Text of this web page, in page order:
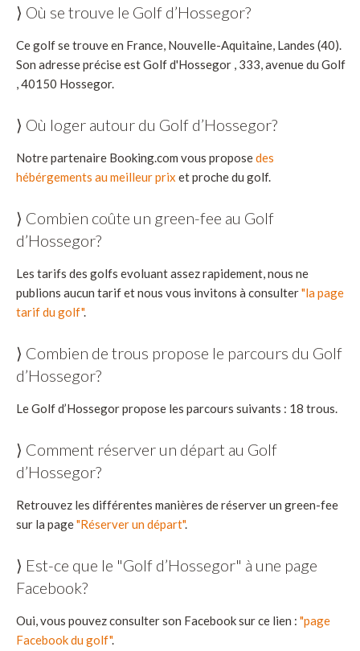
⟩ Où se trouve le Golf d’Hossegor?
Ce golf se trouve en France, Nouvelle-Aquitaine, Landes (40).
Son adresse précise est Golf d'Hossegor , 333, avenue du Golf
, 40150 Hossegor.
⟩ Où loger autour du Golf d’Hossegor?
Notre partenaire Booking.com vous proposedes
hébérgements au meilleur prix et proche du golf.
⟩ Combien coûte un green-fee au Golf
d’Hossegor?
Les tarifs des golfs evoluant assez rapidement, nous ne
publions aucun tarif et nous vous invitons à consulter"la page
tarif du golf".
⟩ Combien de trous propose le parcours du Golf
d’Hossegor?
Le Golf d’Hossegor propose les parcours suivants : 18 trous.
⟩ Comment réserver un départ au Golf
d’Hossegor?
Retrouvez les différentes manières de réserver un green-fee
sur la page"Réserver un départ".
⟩ Est-ce que le "Golf d’Hossegor" à une page
Facebook?
Oui, vous pouvez consulter son Facebook sur ce lien : "page
Facebook du golf".